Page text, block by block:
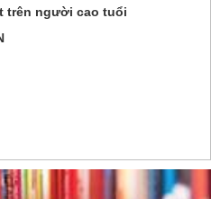
trên người cao tuổi